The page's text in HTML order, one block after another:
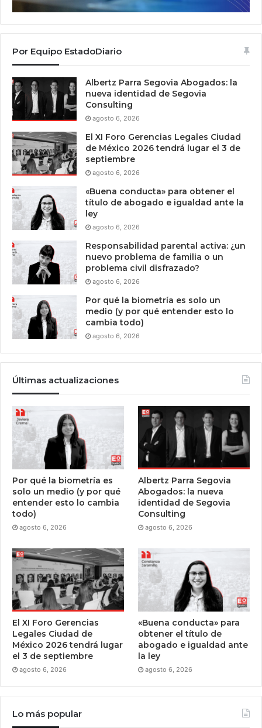
Por Equipo EstadoDiario
Albertz Parra Segovia Abogados: la
nueva identidad de Segovia
Consulting
agosto 6, 2026
El XI Foro Gerencias Legales Ciudad
de México 2026 tendrá lugar el 3 de
septiembre
agosto 6, 2026
«Buena conducta» para obtener el
título de abogado e igualdad ante la
ley
agosto 6, 2026
Responsabilidad parental activa: ¿un
nuevo problema de familia o un
problema civil disfrazado?
agosto 6, 2026
Por qué la biometría es solo un
medio (y por qué entender esto lo
cambia todo)
agosto 6, 2026
Últimas actualizaciones
Por qué la biometría es
solo un medio (y por qué
entender esto lo cambia
todo)
agosto 6, 2026
Albertz Parra Segovia
Abogados: la nueva
identidad de Segovia
Consulting
agosto 6, 2026
El XI Foro Gerencias
Legales Ciudad de
México 2026 tendrá lugar
el 3 de septiembre
agosto 6, 2026
«Buena conducta» para
obtener el título de
abogado e igualdad ante
la ley
agosto 6, 2026
Lo más popular